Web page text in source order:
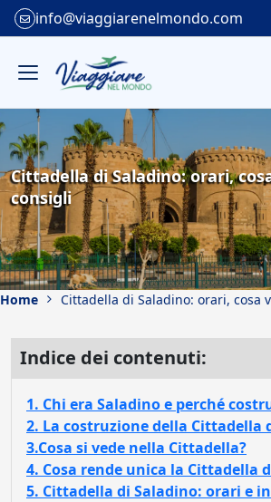
info@viaggiarenelmondo.com
Cittadella di Saladino: orari,
consigli
Home Cittadella di Saladino: orari, cosa
Indice dei contenuti:
1. Chi era Saladino e perché
2. La costruzione della Cittadella
3.Cosa si vede nella Cittadella?
4. Cosa rende unica la Cittadella
5. Cittadella di Saladino: orari e